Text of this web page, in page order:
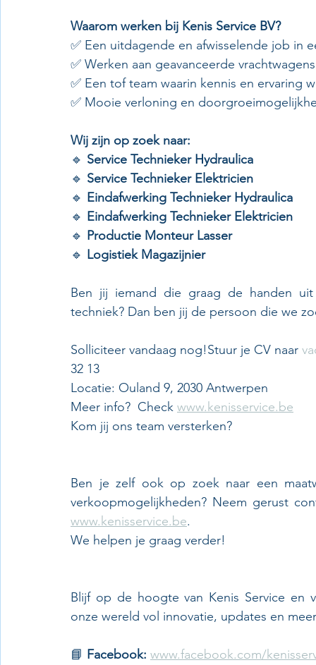
Waarom werken bij Kenis Service BV?
✅ Een uitdagende en afwisselende job in
✅ Werken aan geavanceerde
✅ Een tof team waarin kennis en ervaring
✅ Mooie verloning en
Wij zijn op zoek naar:
🔹 Service Technieker Hydraulica
🔹 Service Technieker Elektricien
🔹 Eindafwerking Technieker Hydraulica
🔹 Eindafwerking Technieker Elektricien
🔹 Productie Monteur Lasser
🔹 Logistiek Magazijnier
Ben jij iemand die graag de handen
techniek? Dan ben jij de persoon die we
Solliciteer vandaag nog!Stuur je CV naar
32 13
Locatie: Ouland 9, 2030 Antwerpen
Meer info?  Check www.kenisservice.be
Kom jij ons team versterken?
Ben je zelf ook op zoek naar een
verkoopmogelijkheden? Neem gerust
www.kenisservice.be.
We helpen je graag verder!
Blijf op de hoogte van Kenis Service en
onze wereld vol innovatie, updates en
📘 Facebook: www.facebook.com/